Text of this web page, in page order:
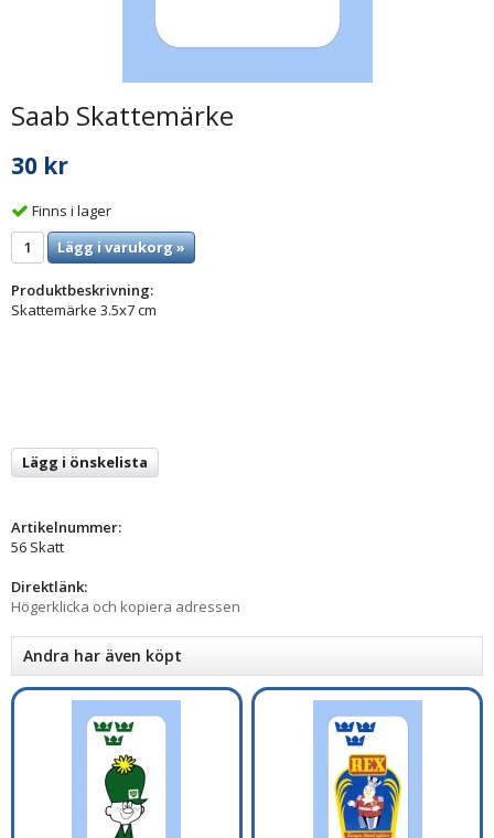
Saab Skattemärke
30 kr
Finns i lager
Lägg i varukorg »
Produktbeskrivning:
Skattemärke 3.5x7 cm
Lägg i önskelista
Artikelnummer:
56 Skatt
Direktlänk:
Högerklicka och kopiera adressen
Andra har även köpt